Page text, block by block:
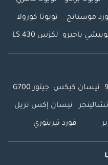
موستانج تويوتا كورولا
باجيرو لكزس LS 430
نيسان كيكس جيتور G700
نيسان إكس تريل
فورد تيريتوري